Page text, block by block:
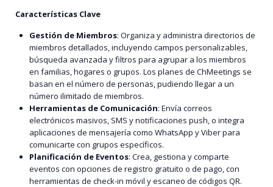
Características Clave
Gestión de Miembros: Organiza y administra directorios de
miembros detallados, incluyendo campos personalizables,
búsqueda avanzada y filtros para agrupar a los miembros
en familias, hogares o grupos. Los planes de ChMeetings se
basan en el número de personas, pudiendo llegar a un
número ilimitado de miembros.
Herramientas de Comunicación: Envía correos
electrónicos masivos, SMS y notificaciones push, o integra
aplicaciones de mensajería como WhatsApp y Viber para
comunicarte con grupos específicos.
Planificación de Eventos: Crea, gestiona y comparte
eventos con opciones de registro gratuito o de pago, con
herramientas de check-in móvil y escaneo de códigos QR.